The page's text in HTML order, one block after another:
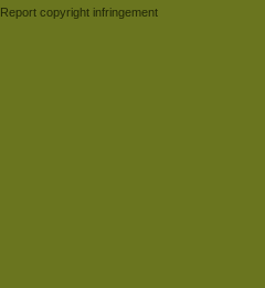
Report copyright infringement